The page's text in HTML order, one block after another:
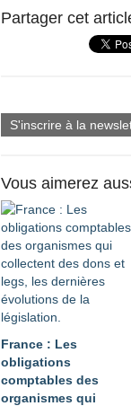
Partager cet
S'inscrire à la
Vous aimerez
France : Les
obligations
comptables des
organismes qui